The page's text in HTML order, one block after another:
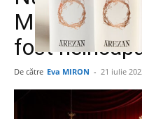
Mare a
fost
De către Eva MIRON - 21 iulie